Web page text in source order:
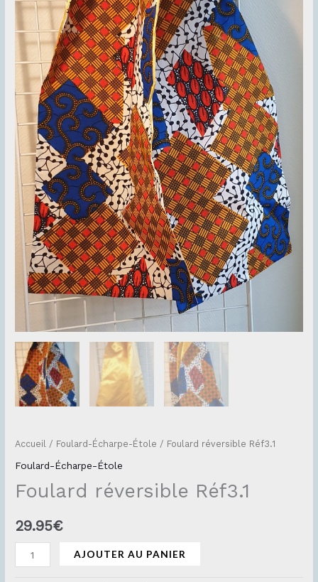
Accueil / Foulard-Écharpe-Étole / Foulard réversible Réf3.1
Foulard-Écharpe-Étole
Foulard réversible Réf3.1
29.95€
AJOUTER AU PANIER